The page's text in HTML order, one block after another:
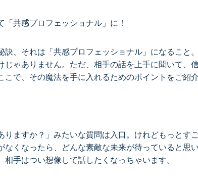
「共感プロフェッショナル」に！
訣、それは「共感プロフェッショナル」になること
じゃありません。ただ、相手の話を上手に聞いて、
こで、その魔法を手に入れるためのポイントをご紹介
りますか？」みたいな質問は入口。けれどもっとす
なくなったら、どんな素敵な未来が待っていると思
相手はつい想像して話したくなっちゃいます。